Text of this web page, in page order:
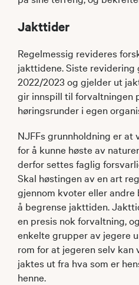
Jakttider
Regelmessig revideres
jakttidene. Siste
2022/2023 og gjelder ut
gir innspill til forvaltningen
høringsrunder i egen
NJFFs grunnholdning er at
for å kunne høste av
derfor settes faglig
Skal høstingen av en art
gjennom kvoter eller andre
å begrense jakttiden.
en presis nok forvaltning,
enkelte grupper av jegere
rom for at jegeren selv kan
jaktes ut fra hva som er
henne.